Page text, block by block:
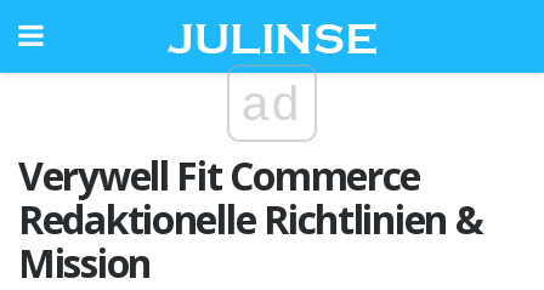
ad
Verywell Fit Commerce
Redaktionelle Richtlinien &
Mission